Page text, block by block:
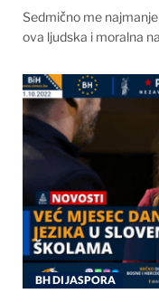
Sedmično me
ova ljudska i moralna
BH DIJASPORA